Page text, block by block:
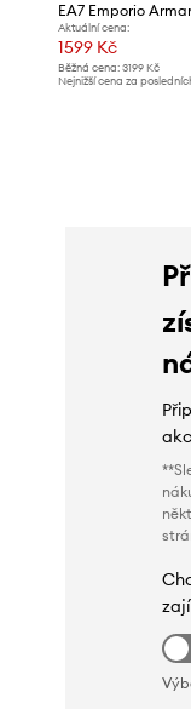
Aktuální cena:
1599 Kč
Běžná cena: 3199 Kč
Nejnižší cena za